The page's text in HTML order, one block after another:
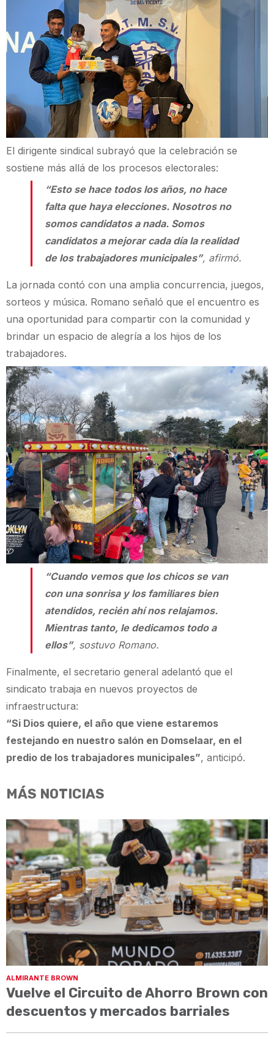
El dirigente sindical subrayó que la celebración se
sostiene más allá de los procesos electorales:
“Esto se hace todos los años, no hace
falta que haya elecciones. Nosotros no
somos candidatos a nada. Somos
candidatos a mejorar cada día la realidad
de los trabajadores municipales”, afirmó.
La jornada contó con una amplia concurrencia, juegos,
sorteos y música. Romano señaló que el encuentro es
una oportunidad para compartir con la comunidad y
brindar un espacio de alegría a los hijos de los
trabajadores.
“Cuando vemos que los chicos se van
con una sonrisa y los familiares bien
atendidos, recién ahí nos relajamos.
Mientras tanto, le dedicamos todo a
ellos”, sostuvo Romano.
Finalmente, el secretario general adelantó que el
sindicato trabaja en nuevos proyectos de
infraestructura:
“Si Dios quiere, el año que viene estaremos
festejando en nuestro salón en Domselaar, en el
predio de los trabajadores municipales”, anticipó.
MÁS NOTICIAS
ALMIRANTE BROWN
Vuelve el Circuito de Ahorro Brown con
descuentos y mercados barriales